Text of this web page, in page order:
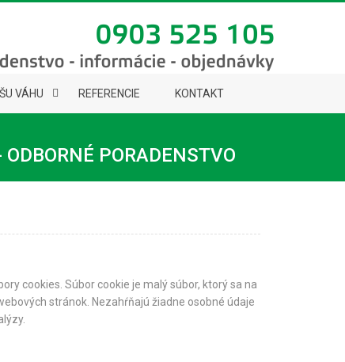
VÁHU REFERENCIE KONTAKT
PORADENSTVO
cookies. Súbor cookie je malý súbor, ktorý sa na
stránok. Nezahŕňajú žiadne osobné údaje